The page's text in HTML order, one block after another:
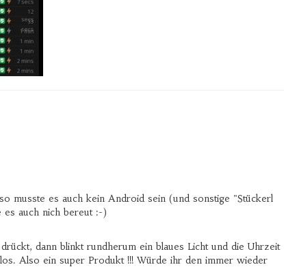
musste es auch kein Android sein (und sonstige "Stückerl
es auch nich bereut :-)
dann blinkt rundherum ein blaues Licht und die Uhrzeit
Also ein super Produkt !!! Würde ihr den immer wieder